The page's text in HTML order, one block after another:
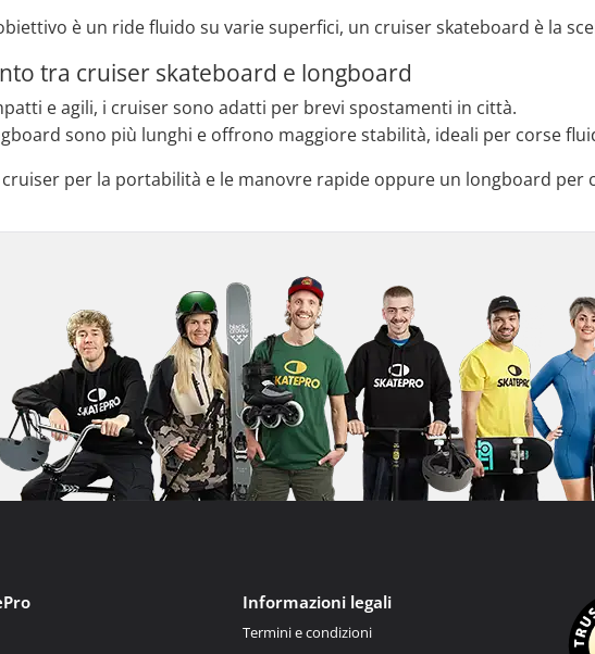
è un ride fluido su varie superfici, un cruiser skateboard è la
tra cruiser skateboard e longboard
e agili, i cruiser sono adatti per brevi spostamenti in città.
sono più lunghi e offrono maggiore stabilità, ideali per corse
cruiser per la portabilità e le manovre rapide oppure un longboard per
Informazioni legali
Termini e condizioni